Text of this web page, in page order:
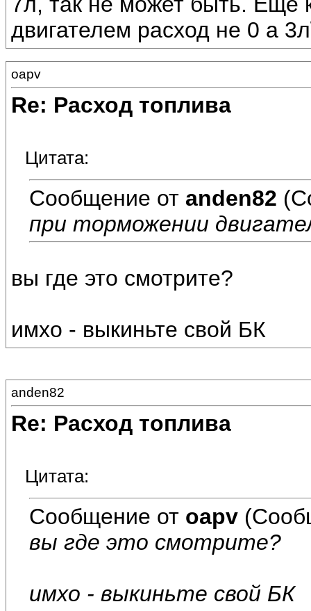
двигателем расход не 0 а
oapv
Re: Расход топлива
Цитата:
Сообщение от anden82
при торможении
вы где это смотрите?
имхо - выкиньте свой БК
anden82
Re: Расход топлива
Цитата:
Сообщение от oapv
вы где это смотрите?
имхо - выкиньте свой БК